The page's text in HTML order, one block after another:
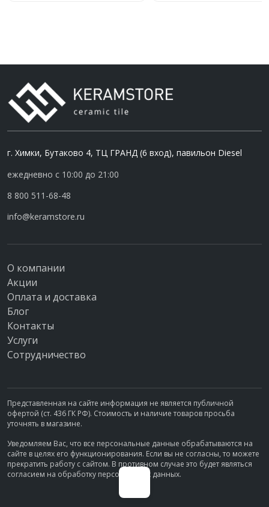
г. Химки, Бутаково 4, ТЦ ГРАНД (6 вход), павильон Diesel
ежедневно с 10:00 до 21:00
8 800 511-68-48
info@keramstore.ru
О компании
Акции
Оплата и доставка
Блог
Контакты
Услуги
Сотрудничество
Представленная на сайте информация не является публичной
офертой (ст. 436 ГК РФ). Стоимость и наличие товаров просьба
уточнять в магазине.
Уведомляем Вас, что все персональные данные обрабатываются на
сайте в целях его функционирования. Если вы не согласны, то можете
прекратить работу с сайтом. В противном случае это будет являться
согласием на обработку персональных данных.